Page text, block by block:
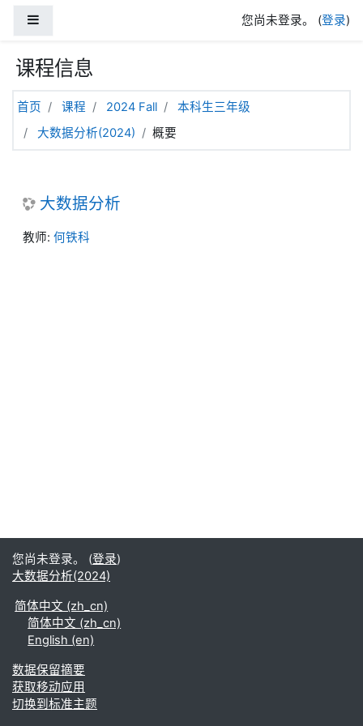
您尚未登录。 (登录)
课程信息
首页 课程 2024 Fall
本科生三年级
大数据分析(2024)
概要
大数据分析
教师: 何铁科
您尚未登录。 (登录)
大数据分析(2024)
简体中文 ‎(zh_cn)‎
简体中文 ‎(zh_cn)‎
English ‎(en)‎
‎数据保留摘要‎
获取移动应用
切换到标准主题